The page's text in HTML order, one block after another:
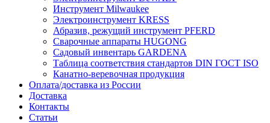
Инструмент Milwaukee
Электроинструмент KRESS
Абразив, режущий инструмент PFERD
Сварочные аппараты HUGONG
Садовый инвентарь GARDENA
Таблица соответствия стандартов DIN ГОСТ ISO
Канатно-веревочная продукция
Оплата/доставка из России
Доставка
Контакты
Статьи